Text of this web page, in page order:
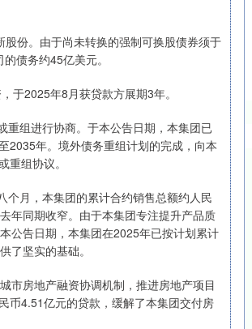
份。由于尚未转换的强制可换股债券须于
债务约45亿美元。
于2025年8月获贷款方展期3年。
组进行协商。于本公告日期，本集团已
2035年。境外债务重组计划的完成，向本
组协议。
月，本集团的累计合约销售总额约人民
年同期收窄。由于本集团专注提升产品质
公告日期，本集团在2025年已按计划累计
了坚实的基础。
市房地产融资协调机制，推进房地产项目
币4.51亿元的贷款，缓解了本集团交付房